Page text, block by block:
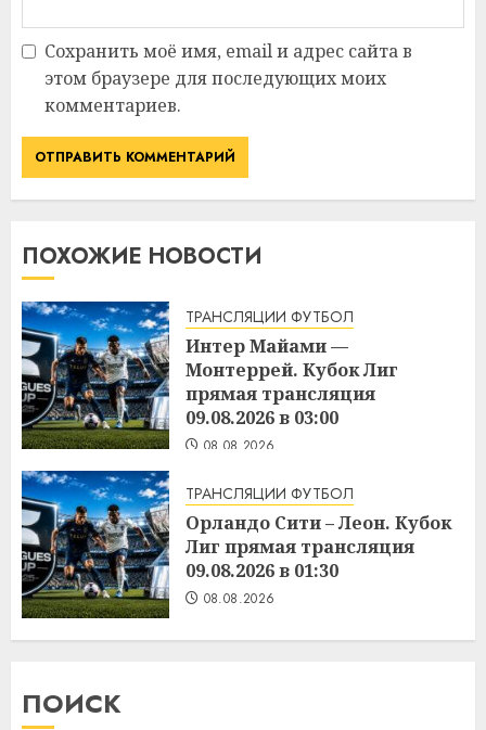
Сохранить моё имя, email и адрес сайта в
этом браузере для последующих моих
комментариев.
ПОХОЖИЕ НОВОСТИ
ТРАНСЛЯЦИИ ФУТБОЛ
Интер Майами —
Монтеррей. Кубок Лиг
прямая трансляция
09.08.2026 в 03:00
08.08.2026
ТРАНСЛЯЦИИ ФУТБОЛ
Орландо Сити – Леон. Кубок
Лиг прямая трансляция
09.08.2026 в 01:30
08.08.2026
ПОИСК